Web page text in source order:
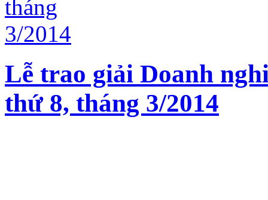
Lễ trao giải Doanh
thứ 8, tháng 3/2014